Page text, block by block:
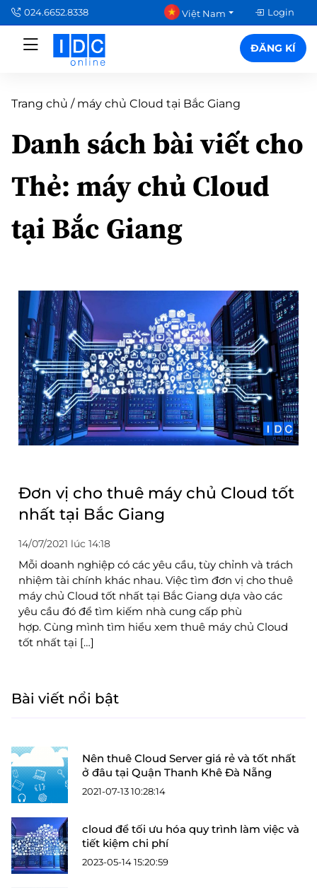
024.6652.8338 Việt Nam Login
ĐĂNG KÍ
Trang chủ / máy chủ Cloud tại Bắc Giang
Danh sách bài viết cho
Thẻ:máy chủ Cloud
tại Bắc Giang
Đơn vị cho thuê máy chủ Cloud tốt
nhất tại Bắc Giang
14/07/2021 lúc 14:18
Mỗi doanh nghiệp có các yêu cầu, tùy chỉnh và trách
nhiệm tài chính khác nhau. Việc tìm đơn vị cho thuê
máy chủ Cloud tốt nhất tại Bắc Giang dựa vào các
yêu cầu đó để tìm kiếm nhà cung cấp phù
hợp. Cùng mình tìm hiểu xem thuê máy chủ Cloud
tốt nhất tại […]
Bài viết nổi bật
Nên thuê Cloud Server giá rẻ và tốt nhất
ở đâu tại Quận Thanh Khê Đà Nẵng
2021-07-13 10:28:14
cloud để tối ưu hóa quy trình làm việc và
tiết kiệm chi phí
2023-05-14 15:20:59